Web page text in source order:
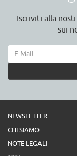
Iscriviti alla
sui
NEWSLETTER
CHI SIAMO
NOTE LEGALI